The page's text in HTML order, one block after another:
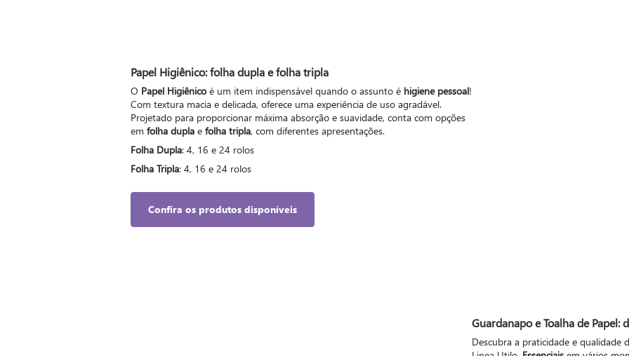
Papel Higiênico: folha dupla e folha tripla
O Papel Higiênico é um item indispensável quando o assunto é higiene pessoal!
Com textura macia e delicada, oferece uma experiência de uso agradável.
Projetado para proporcionar máxima absorção e suavidade, conta com opções
em folha dupla e folha tripla, com diferentes apresentações.
Folha Dupla: 4, 16 e 24 rolos
Folha Tripla: 4, 16 e 24 rolos
Confira os produtos disponíveis
Guardanapo e Toalha de Papel:
Descubra a praticidade e qualidade